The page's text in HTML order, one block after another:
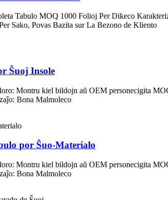
Tabulo MOQ 1000 Folioj Per Dikeco
Sako, Povas Bazita sur La Bezono de Kliento
Ŝuoj Insole
Montru kiel bildojn aŭ OEM personecigita
Bona Malmoleco
por Ŝuo-Materialo
Montru kiel bildojn aŭ OEM personecigita
Bona Malmoleco